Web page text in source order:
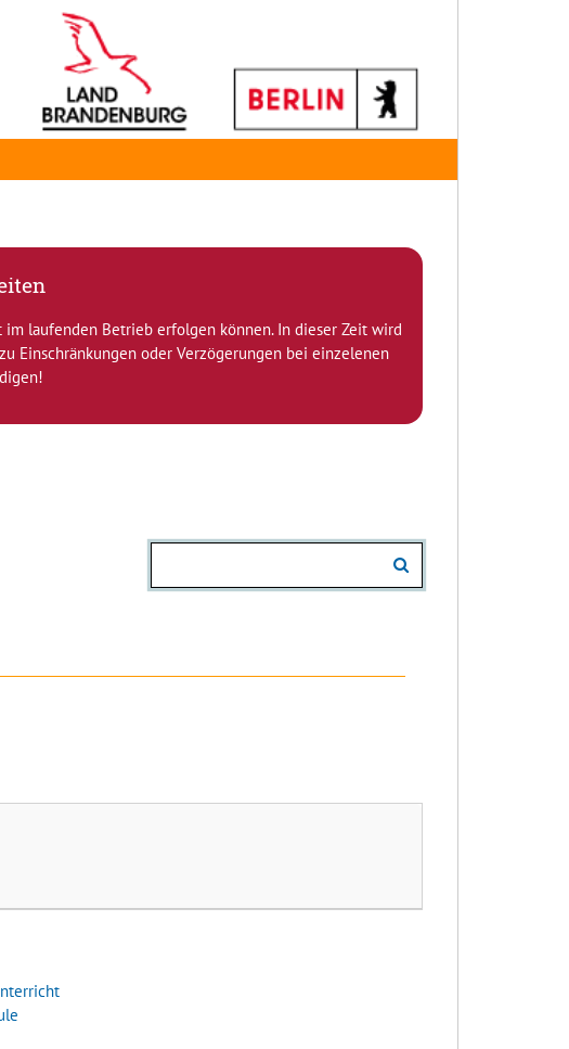
im laufenden Betrieb erfolgen können. In dieser Zeit wird
Einschränkungen oder Verzögerungen bei einzelenen